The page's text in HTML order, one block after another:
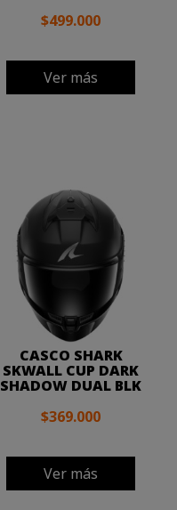
$499.000
Ver más
CASCO SHARK
SKWALL CUP DARK
SHADOW DUAL BLK
$369.000
Ver más